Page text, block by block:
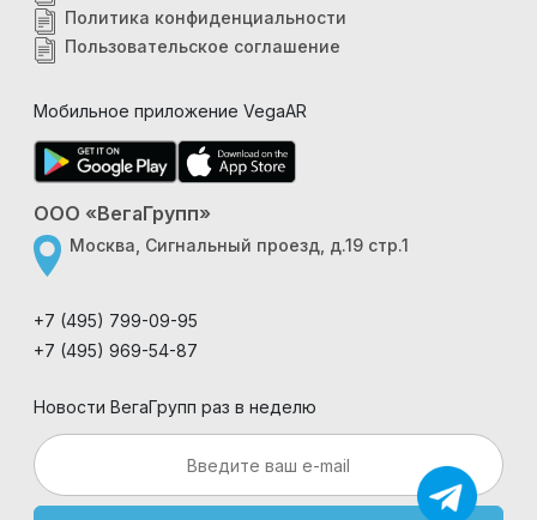
Политика конфиденциальности
Пользовательское соглашение
Мобильное приложение VegaAR
ООО «ВегаГрупп»
Москва, Сигнальный проезд, д.19 стр.1
+7 (495) 799-09-95
+7 (495) 969-54-87
Новости ВегаГрупп раз в неделю